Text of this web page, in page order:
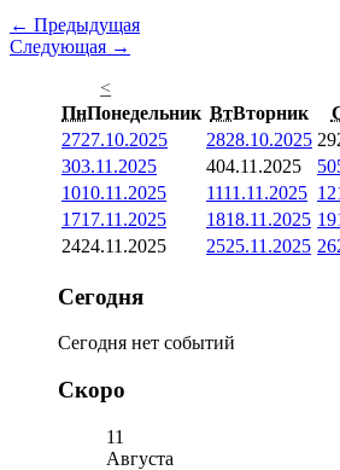
← Предыдущая
Следующая →
<
ПнПонедельник ВтВторник
2727.10.2025 2828.10.2025 29
303.11.2025 404.11.2025 5
1010.11.2025 1111.11.2025 12
1717.11.2025 1818.11.2025 19
2424.11.2025 2525.11.2025 26
Сегодня
Сегодня нет событий
Скоро
11
Августа